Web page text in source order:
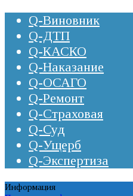
Q-Виновник
Q-ДТП
Q-КАСКО
Q-Наказание
Q-ОСАГО
Q-Ремонт
Q-Страховая
Q-Суд
Q-Ущерб
Q-Экспертиза
Информация